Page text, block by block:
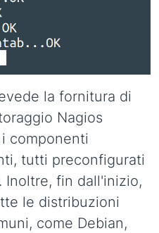
la fornitura di
Nagios
componenti
tutti preconfigurati
Inoltre, fin dall'inizio,
le distribuzioni
come Debian,